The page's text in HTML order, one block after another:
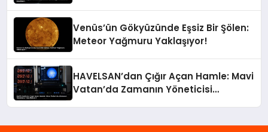
Venüs’ün Gökyüzünde Eşsiz Bir Şölen:
Meteor Yağmuru Yaklaşıyor!
HAVELSAN’dan Çığır Açan Hamle: Mavi
Vatan’da Zamanın Yöneticisi